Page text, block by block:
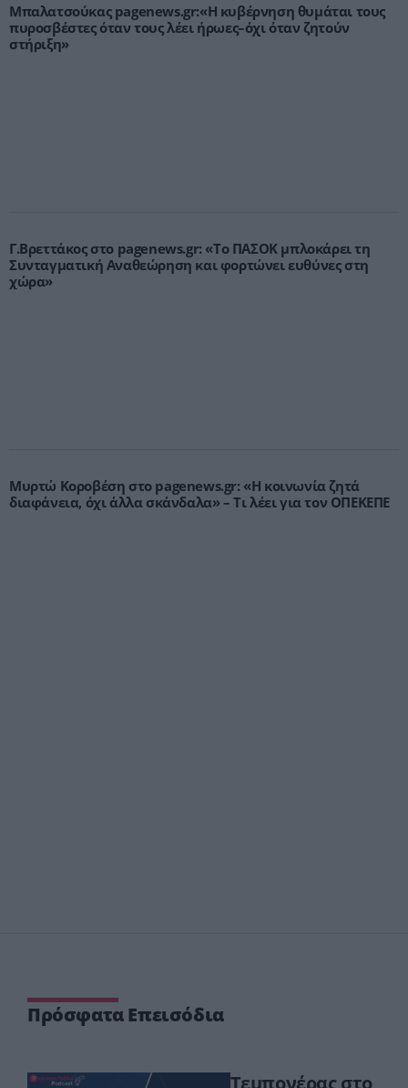
Μπαλατσούκας pagenews.gr:«Η κυβέρνηση θυμάται τους
πυροσβέστες όταν τους λέει ήρωες–όχι όταν ζητούν
στήριξη»
Γ.Βρεττάκος στο pagenews.gr: «Το ΠΑΣΟΚ μπλοκάρει τη
Συνταγματική Αναθεώρηση και φορτώνει ευθύνες στη
χώρα»
Μυρτώ Κοροβέση στο pagenews.gr: «Η κοινωνία ζητά
διαφάνεια, όχι άλλα σκάνδαλα» – Τι λέει για τον ΟΠΕΚΕΠΕ
Πρόσφατα Επεισόδια
Τεμπονέρας στο